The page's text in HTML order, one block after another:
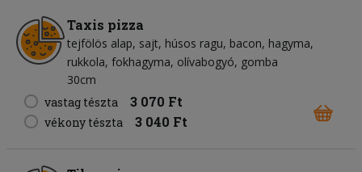
Taxis pizza
tejfölös alap sajt húsos ragu bacon hagyma
rukkola fokhagyma olívabogyó gomba
30cm
vastag tészta
3 070 Ft
vékony tészta 3 040 Ft